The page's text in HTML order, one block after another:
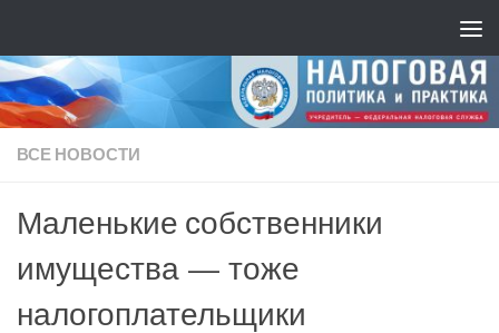
ВСЕ НОВОСТИ
Маленькие собственники
имущества — тоже
налогоплательщики